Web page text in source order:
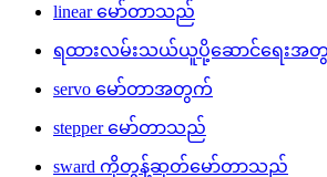
linear မော်တာသည်
ရထားလမ်းသယ်ယူပို့ဆောင်ရေးအ
servo မော်တာအတွက်
stepper မော်တာသည်
sward ကိုတွန့်ဆုတ်မော်တာသည်